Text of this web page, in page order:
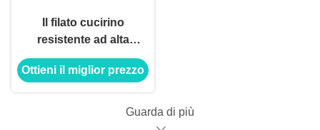
Il filato cucirino
resistente ad alta
temperatura di PTFE
per gli impianti del
Ottieni il miglior prezzo
Guarda di più